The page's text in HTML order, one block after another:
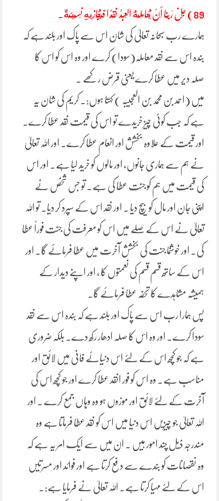
89) جَلَّ رَبُّنَا أَنْ يُعَامِلَهُ الْعَبْدُ نَقْدًا فَيُجَازِيهِ نَسِيئَةً.
ہمارے رب سبحانہ تعالیٰ کی شان اس سے پاک اور بلند ہے کہ
بندہ اس سے نقد معاملہ(سودا) کرے اور وہ اس کو اس کا
صلہ دیر میں عطا کرے یعنی قرض رکھے ۔
میں (احمد بن محمد بن العجیبہ ) کہتا ہوں:۔ کریم کی شان یہ
ہے کہ جب کوئی چیز خریدے تو اس کی قیمت نقد عطا کرے۔
اور قیمت کے علاوہ بخشش اور انعام عطا کرے۔ اور اللہ تعالیٰ
نے ہم سے ہماری جانوں، اور مالوں کو خرید لیا ہے۔ اور اس
کی قیمت میں ہم کو جنت عطا کی ہے۔ تو جس شخص نے
اپنی جان اور مال کو بیچ دیا ۔ اور نقد اس کے سپرد کر دیا۔ تو اللہ
تعالیٰ نے اس کے صلے میں اس کو معرفت کی جنت فوراً عطا
کی۔ اور خوشنما جنت کی بخشش آخرت میں عطا فرمائے گا۔ اور
اس کے ساتھ قسم قسم کی نعمتوں کا ، اور اپنے دیدار کے
ہمیشہ مشاہدے کا تحفہ عطا فرمائے گا۔
پس ہمارا رب اس سے پاک اور بلند ہے کہ بندہ اس سے نقد
سودا کرے۔ اور وہ اس کا صلہ ادھار رکھ دے۔ بلکہ ضروری
ہے کہ جو کچھ اس کے لئے اس دنیائے فانی میں لائق اور
مناسب ہے۔ وہ اس کو فور انقد عطا کرے اور جو کچھ اس کی
آخرت کے لئے لائق اور موزوں ہو وہ وہاں جمع کرے ۔ اور
اللہ تعالیٰ جو چیزیں اس دنیا میں اس کو نقد عطا فرماتا ہے وہ
مندرجہ ذیل چند امور ہیں ۔ ان میں سے ایک امر یہ ہے کہ
وہ نقصانات کو بندے سے دفع کرتا ہے اور فوائد اور مسرتیں
اس کے لئے مہیا کرتا ہے۔ اللہ تعالیٰ نے فرمایا ہے:۔